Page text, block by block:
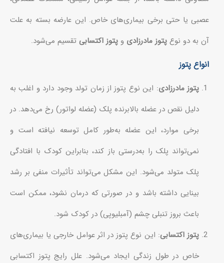
عصبی یا حتی برخی بیماری‌های خاص. این عارضه بسته به علت
آن به دو نوع پتوز مادرزادی و پتوز اکتسابی تقسیم می‌شود.
انواع پتوز
پتوز مادرزادی: این نوع پتوز از زمان تولد وجود دارد و اغلب به
دلیل نقص در عضله بالابرنده پلک (عضله لواتور) رخ می‌دهد. در
برخی موارد، این عضله به‌طور کامل توسعه نیافته است و
نمی‌تواند پلک را به‌درستی باز کند، بنابراین کودک با افتادگی
پلک متولد می‌شود. این مشکل می‌تواند تأثیرات منفی بر رشد
بینایی داشته باشد و در صورتی که درمان نشود، ممکن است
باعث بروز تنبلی چشم (آمبلیوپی) در کودک شود.
پتوز اکتسابی: این نوع پتوز در اثر عوامل خارجی یا بیماری‌های
خاص در طول زندگی ایجاد می‌شود. علل رایج پتوز اکتسابی